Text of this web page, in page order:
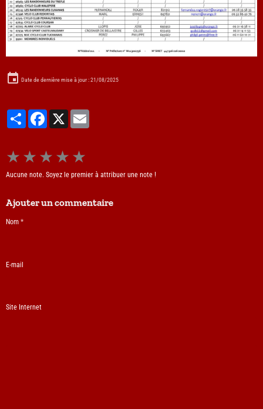
Date de dernière mise à jour : 21/08/2025
Partager Facebook
★ ★ ★ ★ ★
Aucune note. Soyez le premier à attribuer une note !
Ajouter un commentaire
Nom
E-mail
Site Internet